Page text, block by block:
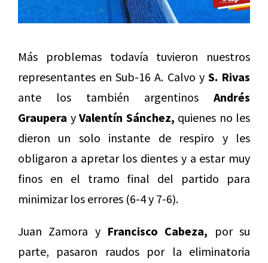
Más problemas todavía tuvieron nuestros
representantes en Sub-16 A. Calvo y S. Rivas
ante los también argentinos Andrés
Graupera y Valentín Sánchez, quienes no les
dieron un solo instante de respiro y les
obligaron a apretar los dientes y a estar muy
finos en el tramo final del partido para
minimizar los errores (6-4 y 7-6).
Juan Zamora y Francisco Cabeza, por su
parte, pasaron raudos por la eliminatoria